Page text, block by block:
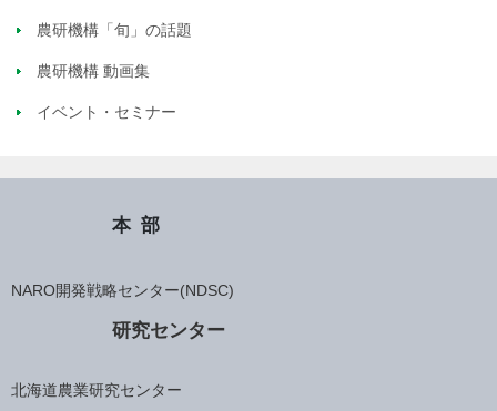
農研機構「旬」の話題
農研機構 動画集
イベント・セミナー
本部
NARO開発戦略センター(NDSC)
研究センター
北海道農業研究センター